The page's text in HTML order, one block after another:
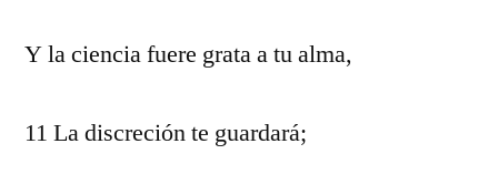
Y la ciencia fuere grata a tu alma,
11 La discreción te guardará;